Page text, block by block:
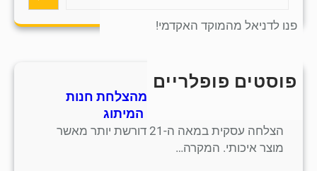
פנו לדניאל מהמוקד האקדמי!
a
פוסטים פופלריים
חמש אסטרטגיות למידה מהצלחת חנות
סנדלים מסורתית בתחום המיתוג
הצלחה עסקית במאה ה-21 דורשת יותר מאשר
מוצר איכותי. המקרה…